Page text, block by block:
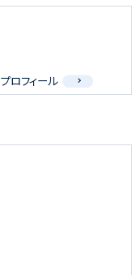
プロフィール